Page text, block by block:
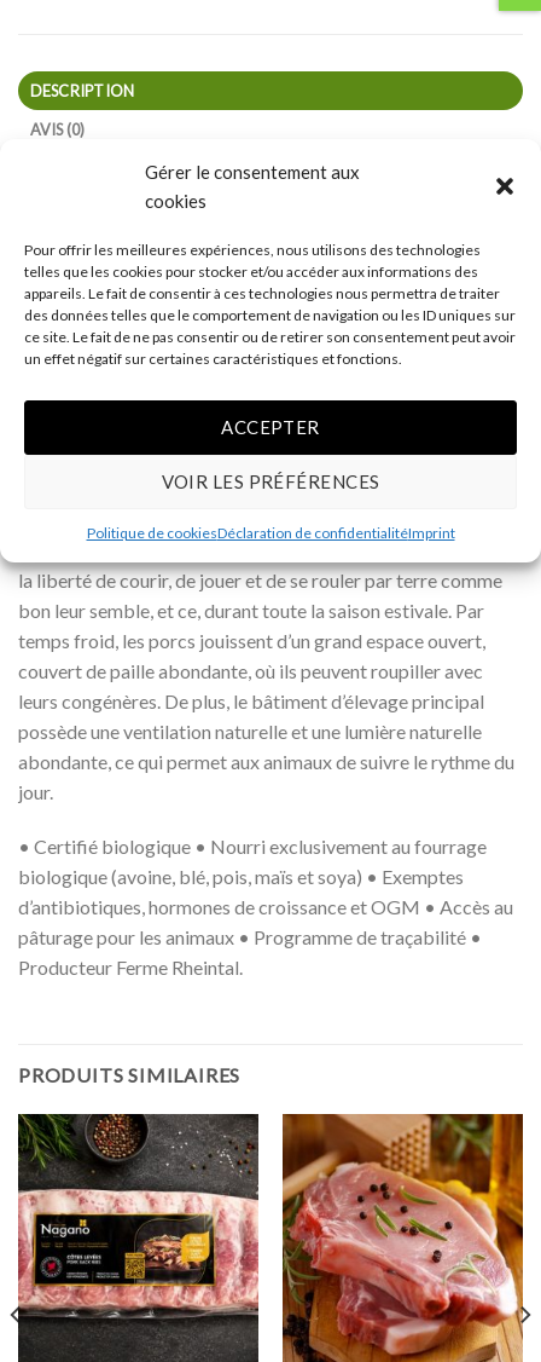
Gérer le consentement aux
cookies
Pour offrir les meilleures expériences, nous utilisons des technologies
telles que les cookies pour stocker et/ou accéder aux informations des
appareils. Le fait de consentir à ces technologies nous permettra de traiter
des données telles que le comportement de navigation ou les ID uniques sur
ce site. Le fait de ne pas consentir ou de retirer son consentement peut avoir
un effet négatif sur certaines caractéristiques et fonctions.
ACCEPTER
VOIR LES PRÉFÉRENCES
Politique de cookiesDéclaration de confidentialitéImprint
DESCRIPTION
AVIS (0)
Tous les porcs élevés dans nos fermes sont nés de l’une des 35
truies reproductrices, qui vit sur le site et dont les éleveurs
prennent le plus grand soin. Chaque truie gestante est élevée
en groupe sous un couvert de paille abondante, tout en ayant
un accès aux pâturages pendant l’été. Précisons qu’aucune
mutilation de dents ni de queue n’est pratiquée. Les éleveurs
veillent au bien-être des porcs et respectent leurs habitudes
et préférences. Les porcs ont accès au grand pâturage, où ils
la liberté de courir, de jouer et de se rouler par terre comme
bon leur semble, et ce, durant toute la saison estivale. Par
temps froid, les porcs jouissent d’un grand espace ouvert,
couvert de paille abondante, où ils peuvent roupiller avec
leurs congénères. De plus, le bâtiment d’élevage principal
possède une ventilation naturelle et une lumière naturelle
abondante, ce qui permet aux animaux de suivre le rythme du
jour.
• Certifié biologique • Nourri exclusivement au fourrage
biologique (avoine, blé, pois, maïs et soya) • Exemptes
d’antibiotiques, hormones de croissance et OGM • Accès au
pâturage pour les animaux • Programme de traçabilité •
Producteur Ferme Rheintal.
PRODUITS SIMILAIRES